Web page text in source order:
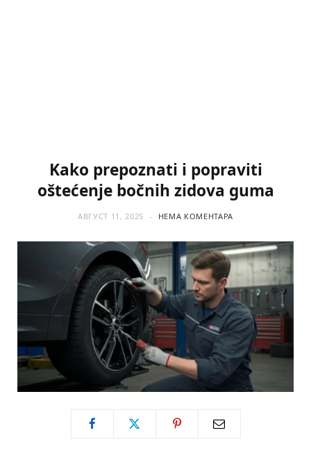
Kako prepoznati i popraviti
oštećenje bočnih zidova guma
АВГУСТ 11, 2025 НЕМА КОМЕНТАРА